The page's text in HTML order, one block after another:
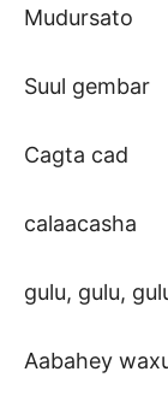
Mudursato
Suul gembar
Cagta cad
calaacasha
gulu, gulu,
Aabahey